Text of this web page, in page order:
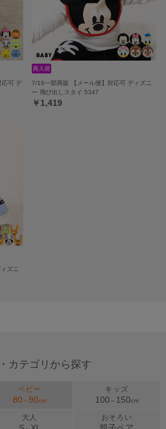
応可 デ
7/16一部再販 【メール便】対応可 ディズニ
ー 飛び出しスタイ 5347
￥1,419
ズニ
カテゴリから探す
ベビー
80 ～90cm
キッズ
100 ～ 150cm
大人 おそろい